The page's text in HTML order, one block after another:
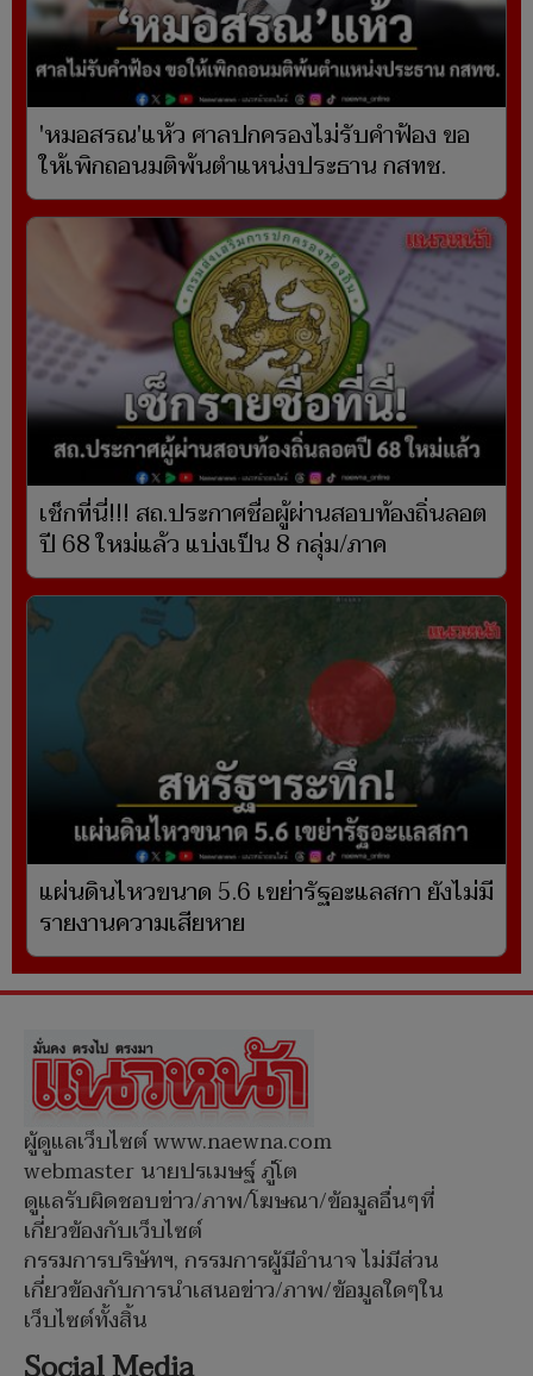
'หมอสรณ'แห้ว ศาลปกครองไม่รับคำฟ้อง ขอ
ให้เพิกถอนมติพ้นตำแหน่งประธาน กสทช.
เช็กที่นี่!!! สถ.ประกาศชื่อผู้ผ่านสอบท้องถิ่นลอต
ปี 68 ใหม่แล้ว แบ่งเป็น 8 กลุ่ม/ภาค
แผ่นดินไหวขนาด 5.6 เขย่ารัฐอะแลสกา ยังไม่มี
รายงานความเสียหาย
ผู้ดูแลเว็บไซต์ www.naewna.com
webmaster นายปรเมษฐ์ ภู่โต
ดูแลรับผิดชอบข่าว/ภาพ/โฆษณา/ข้อมูลอื่นๆที่
เกี่ยวข้องกับเว็บไซต์
กรรมการบริษัทฯ, กรรมการผู้มีอำนาจ ไม่มีส่วน
เกี่ยวข้องกับการนำเสนอข่าว/ภาพ/ข้อมูลใดๆใน
เว็บไซต์ทั้งสิ้น